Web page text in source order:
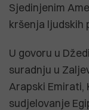
Sjedinjenim
kršenja ljudskih
U govoru u
suradnju u
Arapski Emirati,
sudjelovanje